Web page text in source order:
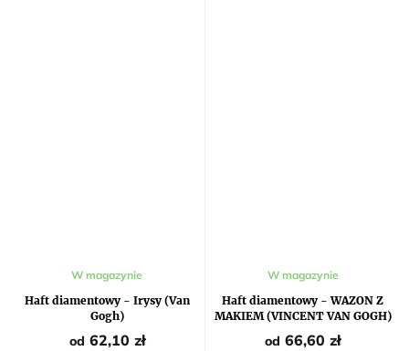
Haft diamentowy - Irysy (Van
Gogh)
W magazynie
od 62,10 zł
Haft diamentowy - WAZON Z
MAKIEM (VINCENT VAN GOGH)
W magazynie
od 66,60 zł